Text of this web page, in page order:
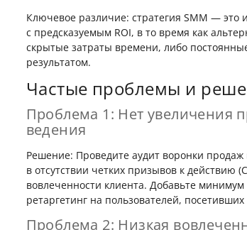
Ключевое различие: стратегия SMM — это
с предсказуемым ROI, в то время как
скрытые затраты времени, либо
результатом.
Частые проблемы и
Проблема 1: Нет увеличения
ведения
Решение: Проведите аудит воронки
в отсутствии четких призывов к действию
вовлеченности клиента. Добавьте
ретаргетинг на пользователей, посетивших
Проблема 2: Низкая